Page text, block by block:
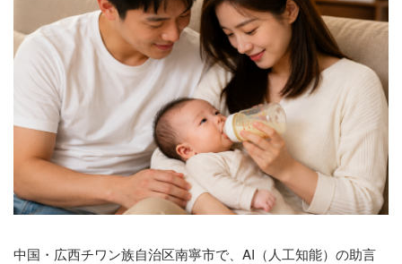
中国・広西チワン族自治区南寧市で、AI（人工知能）の助言